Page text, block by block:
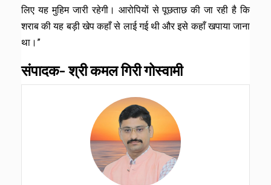
लिए यह मुहिम जारी रहेगी। आरोपियों से पूछताछ की जा रही है कि
शराब की यह बड़ी खेप कहाँ से लाई गई थी और इसे कहाँ खपाया जाना
था।”
संपादक- श्री कमल गिरी गोस्वामी